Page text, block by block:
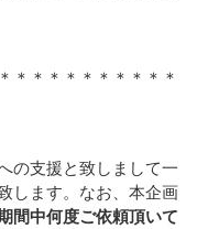
＊＊＊＊＊＊＊＊＊＊
の支援と致しまして一
します。なお、本企画
間中何度ご依頼頂いて